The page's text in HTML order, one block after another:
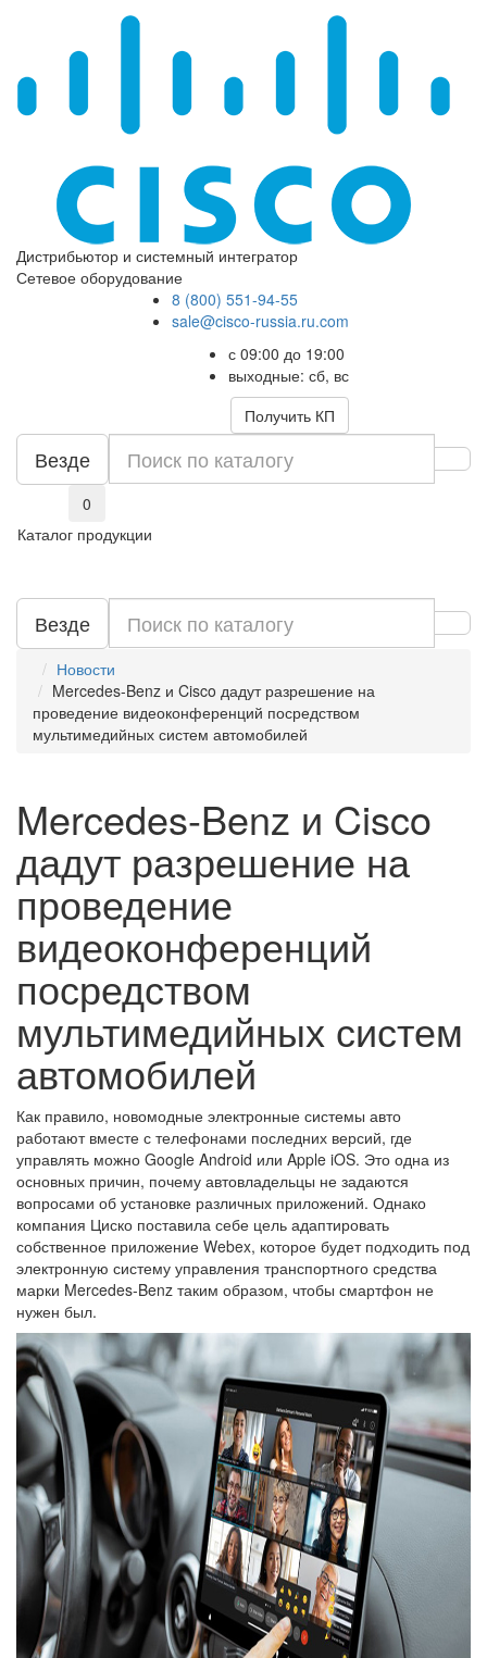
Дистрибьютор и системный интегратор
Сетевое оборудование
8 (800) 551-94-55
sale@cisco-russia.ru.com
с 09:00 до 19:00
выходные: сб, вс
Получить КП
Везде
0
Каталог продукции
Везде
Новости
Mercedes-Benz и Cisco дадут разрешение на
проведение видеоконференций посредством
мультимедийных систем автомобилей
Mercedes-Benz и Cisco
дадут разрешение на
проведение
видеоконференций
посредством
мультимедийных систем
автомобилей
Как правило, новомодные электронные системы авто
работают вместе с телефонами последних версий, где
управлять можно Google Android или Apple iOS. Это одна из
основных причин, почему автовладельцы не задаются
вопросами об установке различных приложений. Однако
компания Циско поставила себе цель адаптировать
собственное приложение Webex, которое будет подходить под
электронную систему управления транспортного средства
марки Mercedes-Benz таким образом, чтобы смартфон не
нужен был.